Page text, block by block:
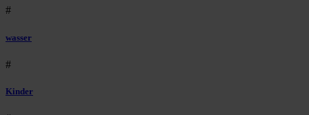
#
wasser
#
Kinder